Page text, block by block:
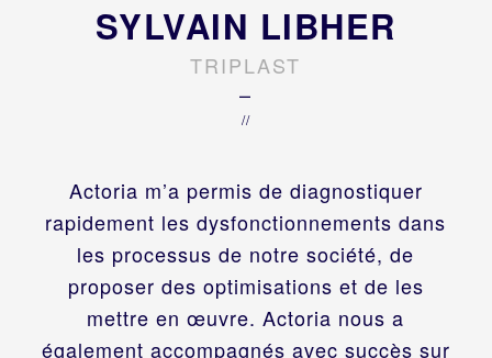
Actoria m’a permis de diagnostiquer
rapidement les dysfonctionnements dans
les processus de notre société, de
proposer des optimisations et de les
mettre en œuvre. Actoria nous a
également accompagnés avec succès sur
SYLVAIN LIBHER
TRIPLAST
–
//